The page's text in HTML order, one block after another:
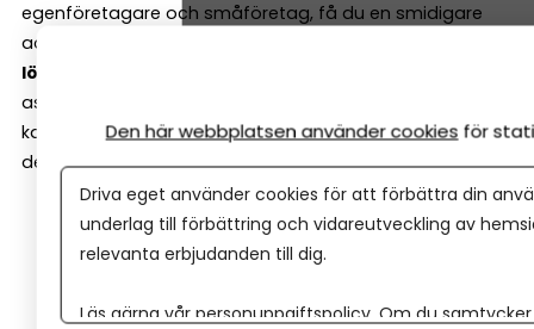
egenföretagare och småföretag, få du en smidigare
administration.
lönehantering på ett ställe
assistent och smarta automatiseringar som gör att du
kan fokusera på det du faktiskt vill göra – oavsett om
det är ditt arbete eller din semester.
Bokför och fakturera utan att kunna bokföring
Automatisk bankimport – transaktioner bokförs
Återkommande fakturor som skickas automatiskt
Den här webbplatsen använder cookies för
Driva eget använder cookies för att förbättra din
underlag till förbättring och vidareutveckling av
relevanta erbjudanden till dig.
Läs gärna vår personuppgiftspolicy. Om du